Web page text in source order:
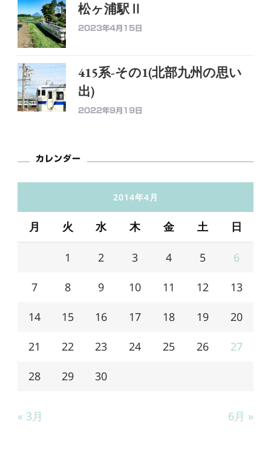
松ヶ浦駅Ⅱ
2023年4月15日
415系-その1(北部九州の思い
出)
2022年9月19日
カレンダー
2014年4月
月 火 水 木 金 土 日
1 2 3 4 5 6
7 8 9 10 11 12 13
14 15 16 17 18 19 20
21 22 23 24 25 26 27
28 29 30
« 3月 6月 »